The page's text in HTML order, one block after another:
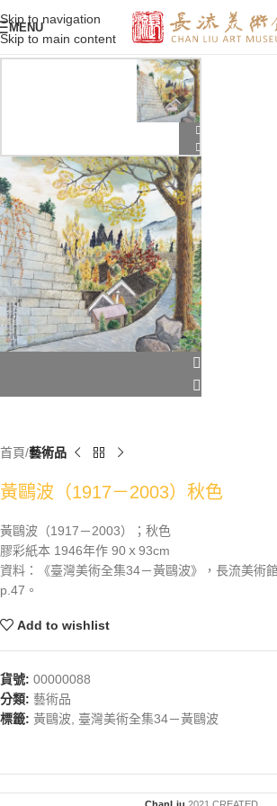
Skip to navigation
Skip to main content
MENU
首頁 藝術品
黃鷗波（1917－2003）秋色
黃鷗波（1917－2003）；秋色
膠彩紙本 1946年作 90ｘ93cm
資料：《臺灣美術全集34－黃鷗波》，長流美術
p.47。
Add to wishlist
貨號: 00000088
分類: 藝術品
標籤: 黃鷗波, 臺灣美術全集34－黃鷗波